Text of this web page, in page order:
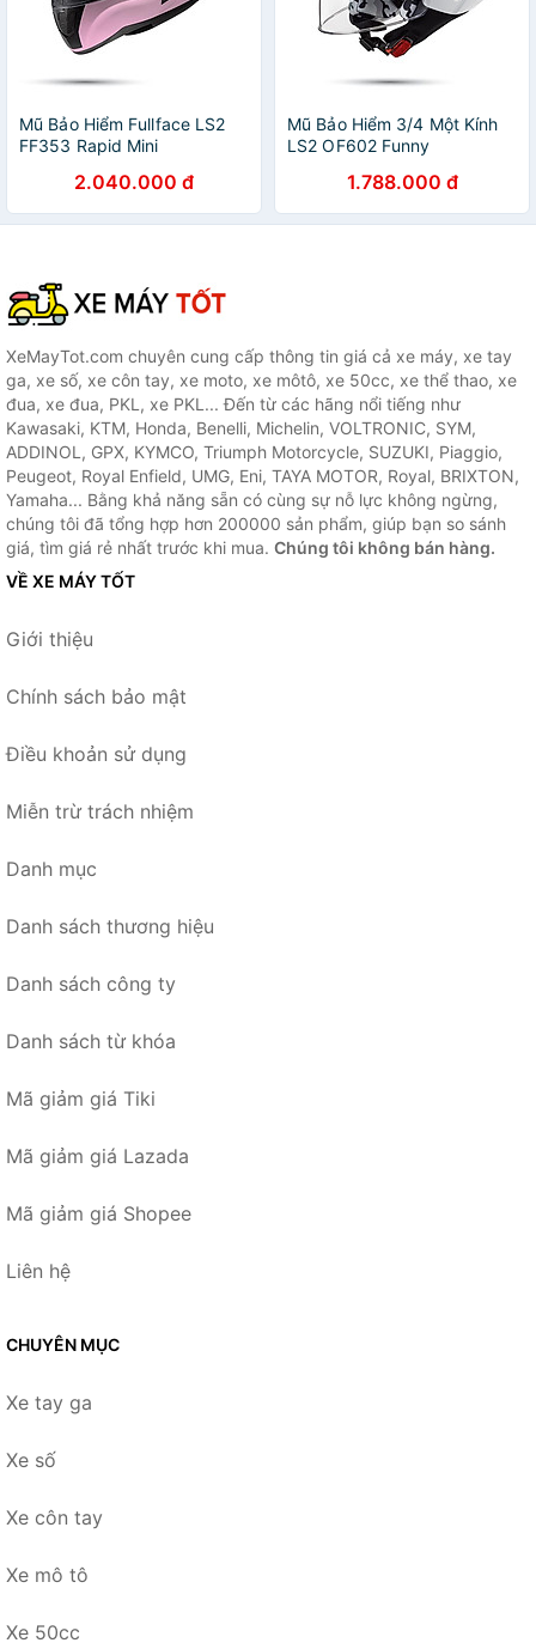
Mũ Bảo Hiểm Fullface LS2
FF353 Rapid Mini
2.040.000 đ
Mũ Bảo Hiểm 3/4 Một Kính
LS2 OF602 Funny
1.788.000 đ
XeMayTot.com chuyên cung cấp thông tin giá cả xe máy, xe tay
ga, xe số, xe côn tay, xe moto, xe môtô, xe 50cc, xe thể thao, xe
đua, xe đua, PKL, xe PKL... Đến từ các hãng nổi tiếng như
Kawasaki, KTM, Honda, Benelli, Michelin, VOLTRONIC, SYM,
ADDINOL, GPX, KYMCO, Triumph Motorcycle, SUZUKI, Piaggio,
Peugeot, Royal Enfield, UMG, Eni, TAYA MOTOR, Royal, BRIXTON,
Yamaha... Bằng khả năng sẵn có cùng sự nỗ lực không ngừng,
chúng tôi đã tổng hợp hơn 200000 sản phẩm, giúp bạn so sánh
giá, tìm giá rẻ nhất trước khi mua. Chúng tôi không bán hàng.
VỀ XE MÁY TỐT
Giới thiệu
Chính sách bảo mật
Điều khoản sử dụng
Miễn trừ trách nhiệm
Danh mục
Danh sách thương hiệu
Danh sách công ty
Danh sách từ khóa
Mã giảm giá Tiki
Mã giảm giá Lazada
Mã giảm giá Shopee
Liên hệ
CHUYÊN MỤC
Xe tay ga
Xe số
Xe côn tay
Xe mô tô
Xe 50cc